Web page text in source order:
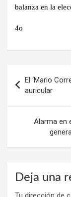
balanza en la
4o
de
entradas
El ‘Mario
auricular
Alarma en
Deja una